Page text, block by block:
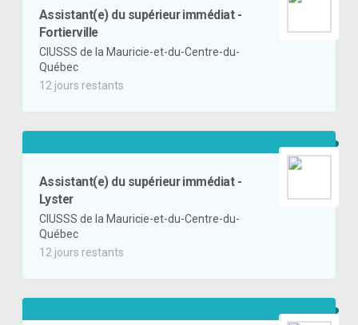
Assistant(e) du supérieur immédiat -
Fortierville
CIUSSS de la Mauricie-et-du-Centre-du-
Québec
12 jours restants
Assistant(e) du supérieur immédiat -
Lyster
CIUSSS de la Mauricie-et-du-Centre-du-
Québec
12 jours restants